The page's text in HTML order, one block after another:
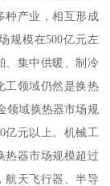
种产业，相互形成
规模在500亿元左
、集中供暖、制冷
工领域仍然是换热
领域换热器市场规
亿元以上。机械工
热器市场规模超过
航天飞行器、半导